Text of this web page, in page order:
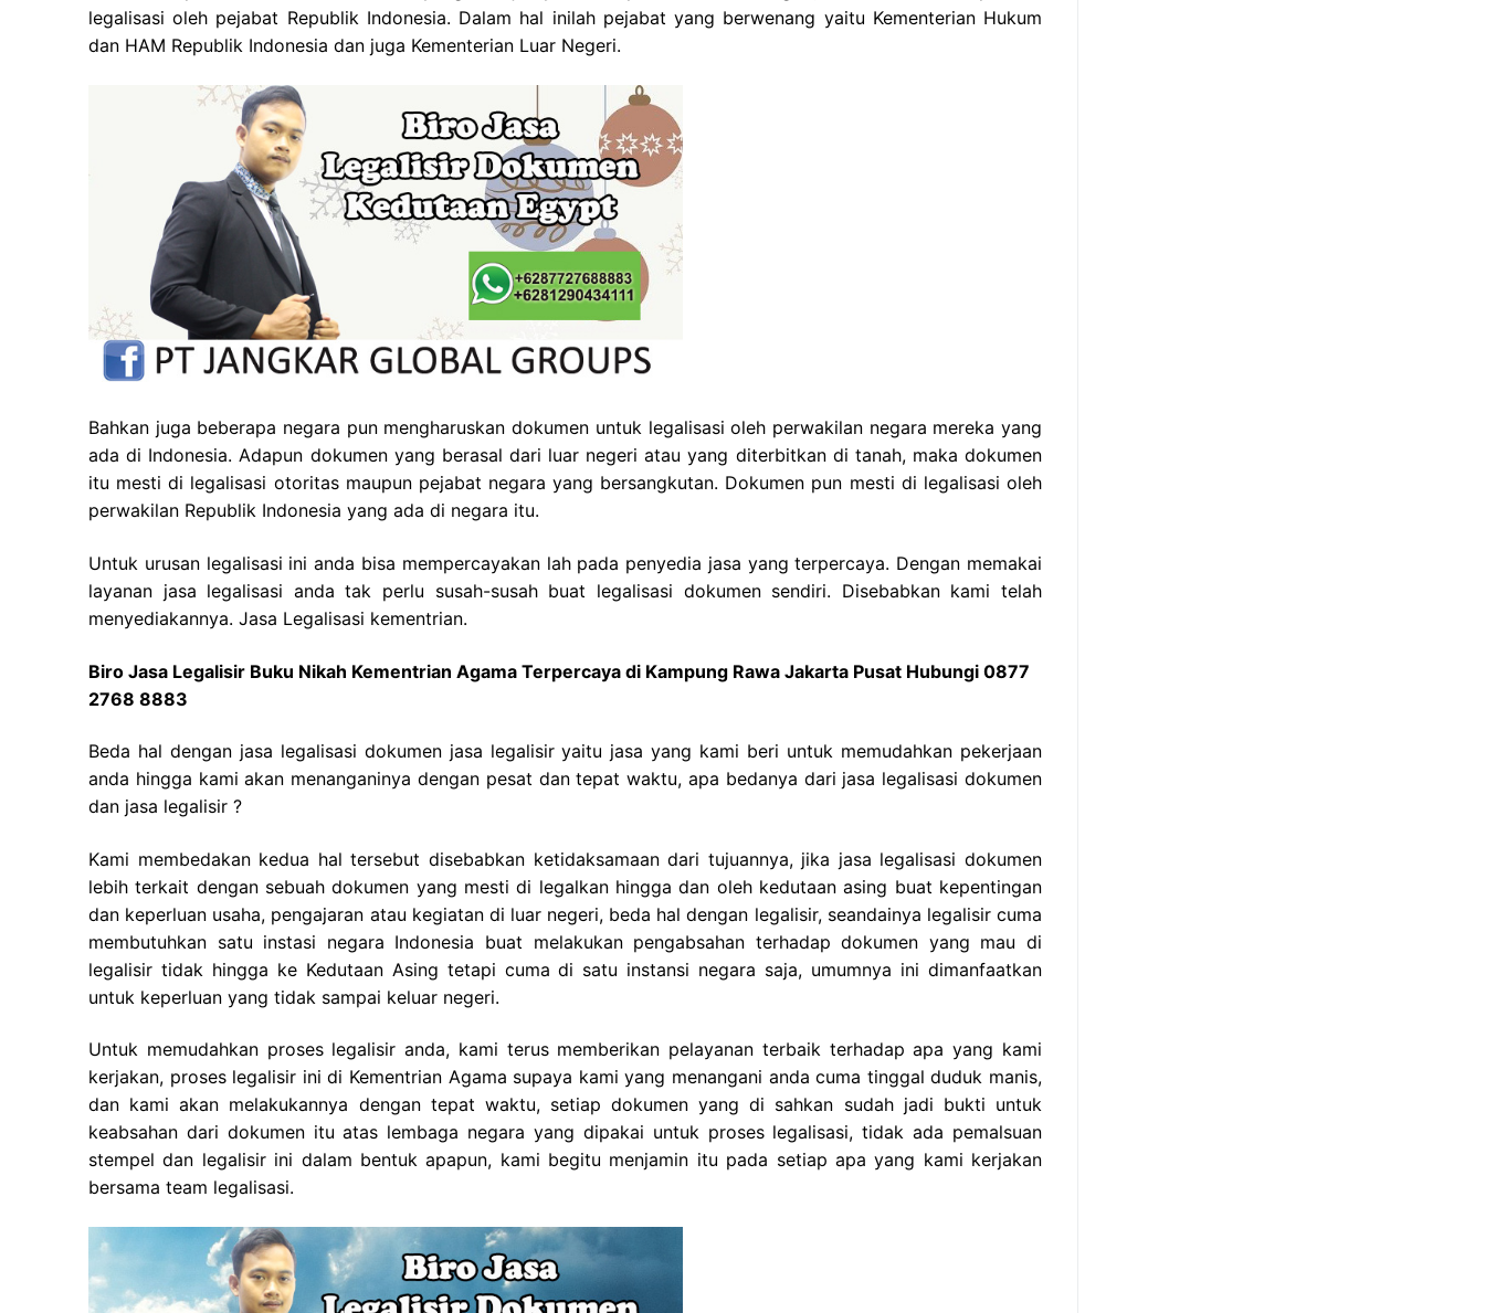
legalisasi oleh pejabat Republik Indonesia. Dalam hal inilah pejabat yang berwenang yaitu Kementerian Hukum
dan HAM Republik Indonesia dan juga Kementerian Luar Negeri.
Bahkan juga beberapa negara pun mengharuskan dokumen untuk legalisasi oleh perwakilan negara mereka yang
ada di Indonesia. Adapun dokumen yang berasal dari luar negeri atau yang diterbitkan di tanah, maka dokumen
itu mesti di legalisasi otoritas maupun pejabat negara yang bersangkutan. Dokumen pun mesti di legalisasi oleh
perwakilan Republik Indonesia yang ada di negara itu.
Untuk urusan legalisasi ini anda bisa mempercayakan lah pada penyedia jasa yang terpercaya. Dengan memakai
layanan jasa legalisasi anda tak perlu susah-susah buat legalisasi dokumen sendiri. Disebabkan kami telah
menyediakannya. Jasa Legalisasi kementrian.
Biro Jasa Legalisir Buku Nikah Kementrian Agama Terpercaya di Kampung Rawa Jakarta Pusat Hubungi 0877
2768 8883
Beda hal dengan jasa legalisasi dokumen jasa legalisir yaitu jasa yang kami beri untuk memudahkan pekerjaan
anda hingga kami akan menanganinya dengan pesat dan tepat waktu, apa bedanya dari jasa legalisasi dokumen
dan jasa legalisir ?
Kami membedakan kedua hal tersebut disebabkan ketidaksamaan dari tujuannya, jika jasa legalisasi dokumen
lebih terkait dengan sebuah dokumen yang mesti di legalkan hingga dan oleh kedutaan asing buat kepentingan
dan keperluan usaha, pengajaran atau kegiatan di luar negeri, beda hal dengan legalisir, seandainya legalisir cuma
membutuhkan satu instasi negara Indonesia buat melakukan pengabsahan terhadap dokumen yang mau di
legalisir tidak hingga ke Kedutaan Asing tetapi cuma di satu instansi negara saja, umumnya ini dimanfaatkan
untuk keperluan yang tidak sampai keluar negeri.
Untuk memudahkan proses legalisir anda, kami terus memberikan pelayanan terbaik terhadap apa yang kami
kerjakan, proses legalisir ini di Kementrian Agama supaya kami yang menangani anda cuma tinggal duduk manis,
dan kami akan melakukannya dengan tepat waktu, setiap dokumen yang di sahkan sudah jadi bukti untuk
keabsahan dari dokumen itu atas lembaga negara yang dipakai untuk proses legalisasi, tidak ada pemalsuan
stempel dan legalisir ini dalam bentuk apapun, kami begitu menjamin itu pada setiap apa yang kami kerjakan
bersama team legalisasi.